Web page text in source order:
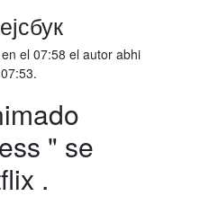
el 07:58 el autor abhi
" se
.